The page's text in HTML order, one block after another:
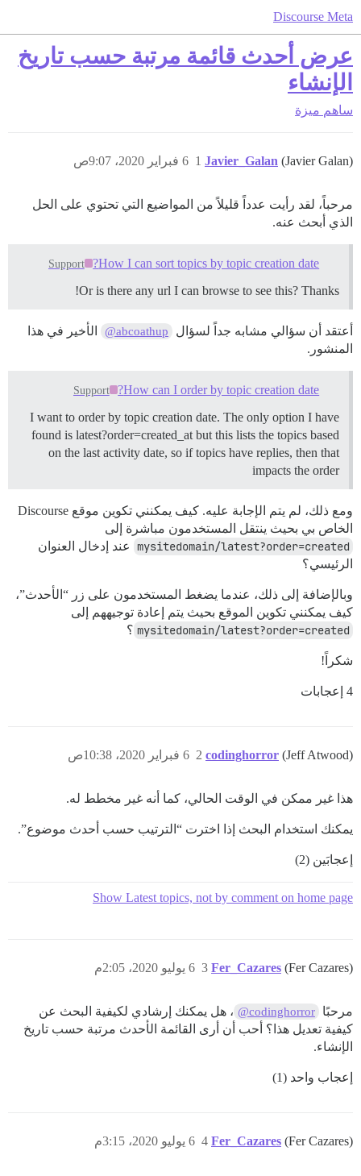
Discourse Meta
عرض أحدث قائمة مرتبة حسب تاريخ
الإنشاء
ساهم ميزة
Javier_Galan (Javier Galan) 6 فبراير 2020، 9:07ص 1
مرحباً، لقد رأيت عدداً قليلاً من المواضيع التي تحتوي على الحل
الذي أبحث عنه.
How I can sort topics by topic creation date?
Support
Or is there any url I can browse to see this? Thanks!
أعتقد أن سؤالي مشابه جداً لسؤال @abcoathup
الأخير في هذا
المنشور.
How can I order by topic creation date?
Support
I want to order by topic creation date. The only option I have
found is latest?order=created_at but this lists the topics based
on the last activity date, so if topics have replies, then that
impacts the order
ومع ذلك، لم يتم الإجابة عليه. كيف يمكنني تكوين موقع Discourse
الخاص بي بحيث ينتقل المستخدمون مباشرة إلى
mysitedomain/latest?order=created عند إدخال العنوان
الرئيسي؟
وبالإضافة إلى ذلك، عندما يضغط المستخدمون على زر “الأحدث”،
كيف يمكنني تكوين الموقع بحيث يتم إعادة توجيههم إلى
mysitedomain/latest?order=created ؟
شكراً!
4 إعجابات
codinghorror (Jeff Atwood) 6 فبراير 2020، 10:38ص 2
هذا غير ممكن في الوقت الحالي، كما أنه غير مخطط له.
يمكنك استخدام البحث إذا اخترت “الترتيب حسب أحدث موضوع”.
إعجابَين (2)
Show Latest topics, not by comment on home page
Fer_Cazares (Fer Cazares) 6 يوليو 2020، 2:05م 3
مرحبًا @codinghorror ، هل يمكنك إرشادي لكيفية البحث عن
كيفية تعديل هذا؟ أحب أن أرى القائمة الأحدث مرتبة حسب تاريخ
الإنشاء.
إعجاب واحد (1)
Fer_Cazares (Fer Cazares) 6 يوليو 2020، 3:15م 4